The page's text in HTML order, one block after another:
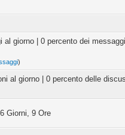
al giorno | 0 percento dei messaggi
)
al giorno | 0 percento delle
Giorni, 9 Ore